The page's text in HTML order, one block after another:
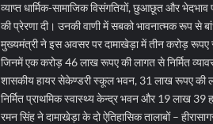
व्याप्त धार्मिक-सामाजिक विसंगतियों, छुआछूत और
की प्रेरणा दी। उनकी वाणी में सबको भावनात्मक रूप से
मुख्यमंत्री ने इस अवसर पर दामाखेड़ा में तीन करोड़ रूपए से
जिनमें एक करोड़ 46 लाख रूपए की लागत से निर्मित
शासकीय हायर सेकेण्डरी स्कूल भवन, 31 लाख रूपए की
निर्मित प्राथमिक स्वास्थ्य केन्द्र भवन और 19 लाख
रमन सिंह ने दामाखेड़ा के दो ऐतिहासिक तालाबों –